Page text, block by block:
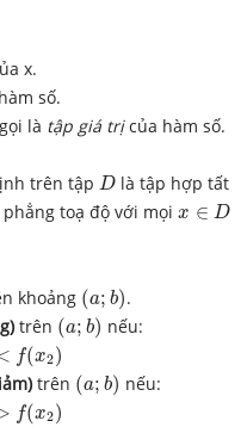
x.
số.
là tập giá trịcủa hàm số.
trên tậpD
D là tập hợp tất
toạ độ với mọi x ∈ D
x∈D
khoảng (a; b)
(a;b) .
trên (a; b)
(a;b) nếu:
f(x2)
trên (a; b)
(a;b) nếu:
f(x2)